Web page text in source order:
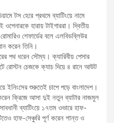
টস হেরে প্রথমে ব্যাটিংয়ে নামে
হারায় টাইগাররা। দ্বিতীয়
শেফার্ডের বলে এলবিডব্লিউর
করেন তিনি।
পথ ধরেন সৌম্য। ক্যারিবীয় পেসার
রোস্টন চেজকে ক্যাচ দিয়ে ৪ রানে আউট
ইনিংসের শুরুতেই চাপে পড়ে বাংলাদেশ।
ক্রিজে আসা দুই নতুন ব্যাটার নাজমুল
ব্যাটিংয়ে ১৭তম ওভারে হাফ-
হাফ-সেঞ্চুরি পূর্ণ করেন শান্ত ও